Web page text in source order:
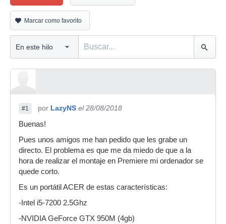
Marcar como favorito
#1 por LazyNS el 28/08/2018
Buenas!
Pues unos amigos me han pedido que les grabe un
directo. El problema es que me da miedo de que a la
hora de realizar el montaje en Premiere mi ordenador se
quede corto.
Es un portátil ACER de estas características:
-Intel i5-7200 2.5Ghz
-NVIDIA GeForce GTX 950M (4gb)